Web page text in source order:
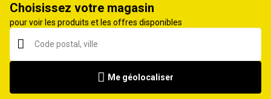
Choisissez votre magasin
pour voir les produits et les offres disponibles
Me géolocaliser